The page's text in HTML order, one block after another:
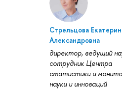
Стрельцова
Александровна
директор, ведущий
сотрудник Центра
статистики и
науки и инноваций